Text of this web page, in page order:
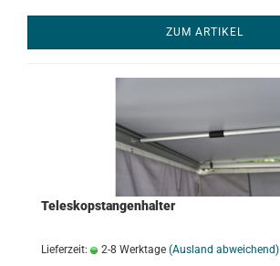
ZUM ARTIKEL
Teleskopstangenhalter
Lieferzeit: 2-8 Werktage (Ausland abweichend)